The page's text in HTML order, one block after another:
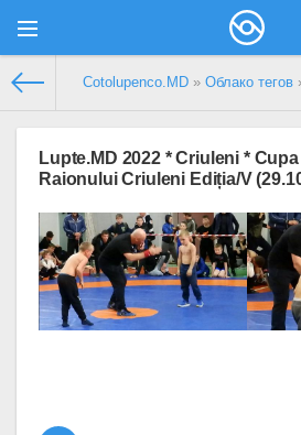
Сotolupenco.MD » Облако тегов
Lupte.MD 2022 * Criuleni *
Raionului Criuleni Ediția/V